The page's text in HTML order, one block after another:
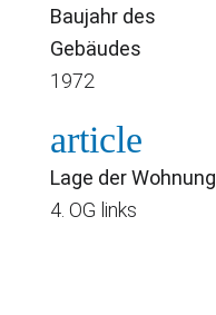
Baujahr des
Gebäudes
1972
article
Lage der Wohnung
4. OG links